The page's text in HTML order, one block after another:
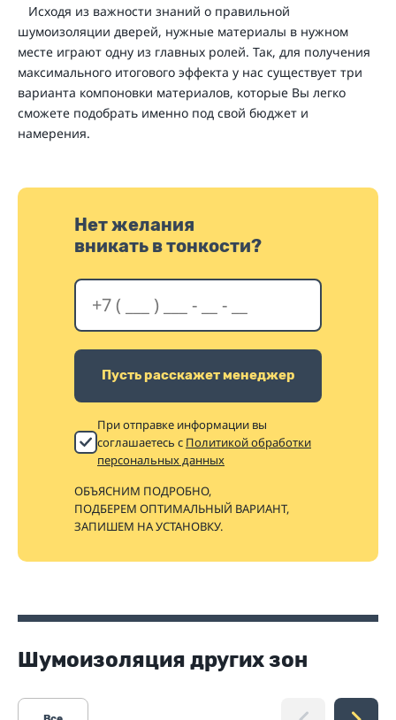
Исходя из важности знаний о правильной
шумоизоляции дверей, нужные материалы в нужном
месте играют одну из главных ролей. Так, для получения
максимального итогового эффекта у нас существует три
варианта компоновки материалов, которые Вы легко
сможете подобрать именно под свой бюджет и
намерения.
Нет желания
вникать в тонкости?
Пусть расскажет менеджер
При отправке информации вы
соглашаетесь с Политикой обработки
персональных данных
ОБЪЯСНИМ ПОДРОБНО,
ПОДБЕРЕМ ОПТИМАЛЬНЫЙ ВАРИАНТ,
ЗАПИШЕМ НА УСТАНОВКУ.
Шумоизоляция других зон